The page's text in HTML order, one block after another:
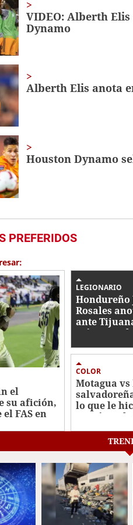
VIDEO: Alberth
Dynamo
Alberth Elis anota
Houston Dynamo
PREFERIDOS
el
su afición,
FAS en
LEGIONARIO
Hondureño
Rosales
ante
México en
COLOR
Motagua vs
lo que le
¿quién es
chica?